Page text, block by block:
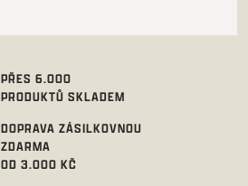
PŘES 6.000
PRODUKTŮ SKLADEM
DOPRAVA ZÁSILKOVNOU
ZDARMA
OD 3.000 KČ